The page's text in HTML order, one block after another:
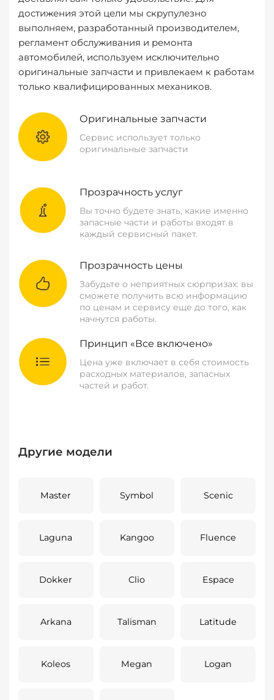
достижения этой цели мы скрупулезно
выполняем, разработанный производителем,
регламент обслуживания и ремонта
автомобилей, используем исключительно
оригинальные запчасти и привлекаем к работам
только квалифицированных механиков.
Оригинальные запчасти
Сервис использует только
оригинальные запчасти
Прозрачность услуг
Вы точно будете знать, какие именно
запасные части и работы входят в
каждый сервисный пакет.
Прозрачность цены
Забудьте о неприятных сюрпризах: вы
сможете получить всю информацию
по ценам и сервису еще до того, как
начнутся работы.
Принцип «Все включено»
Цена уже включает в себя стоимость
расходных материалов, запасных
частей и работ.
Другие модели
Master Symbol Scenic
Laguna Kangoo Fluence
Dokker Clio Espace
Arkana Talisman Latitude
Koleos Megan Logan